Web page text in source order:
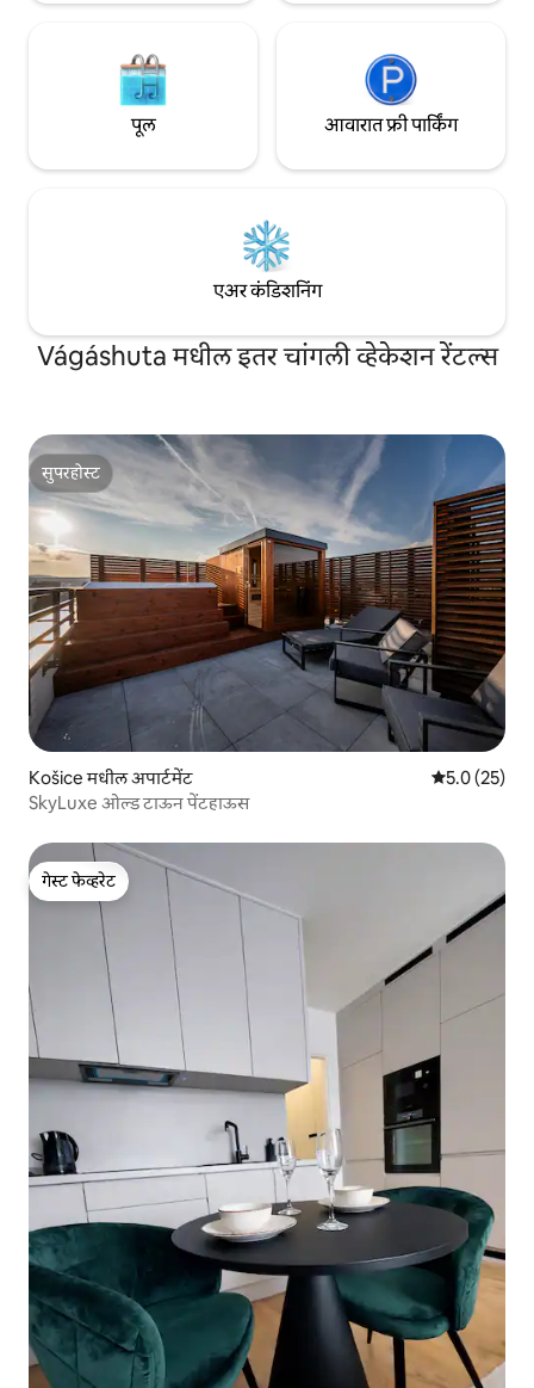
पूल आवारात फ्री पार्किंग
एअर कंडिशनिंग
Vágáshuta मधील इतर चांगली व्हेकेशन रेंटल्स
सुपरहोस्ट
सुपरहोस्ट
Košice मधील अपार्टमेंट 5 पैकी 5.0
5.0 (25)
SkyLuxe ओल्ड टाऊन पेंटहाऊस
गेस्ट फेव्हरेट
गेस्ट फेव्हरेट